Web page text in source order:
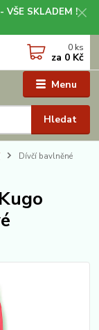
VŠE SKLADEM !
Menu
Hledat
0 ks
za 0 Kč
Dívčí bavlněné